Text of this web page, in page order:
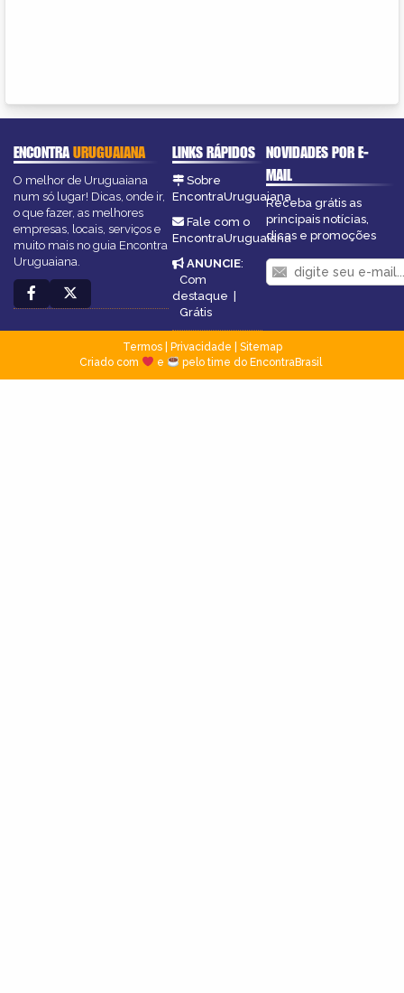
ENCONTRAURUGUAIANA
O melhor de Uruguaiana
num só lugar! Dicas, onde ir,
o que fazer, as melhores
empresas, locais, serviços e
muito mais no guia Encontra
Uruguaiana.
LINKS RÁPIDOS
Sobre
EncontraUruguaiana
Fale com o
EncontraUruguaiana
ANUNCIE:
Com
destaque |
Grátis
NOVIDADES POR E-
MAIL
Receba grátis as
principais notícias,
dicas e promoções
Termos| Privacidade
Sitemap
Criado com
e pelo time do EncontraBrasil